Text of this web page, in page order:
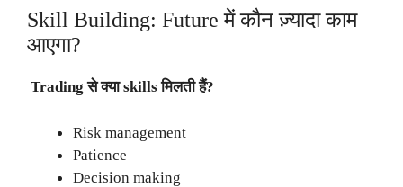
Skill Building: Future में कौन ज़्यादा काम
आएगा?
Trading से क्या skills मिलती हैं?
Risk management
Patience
Decision making